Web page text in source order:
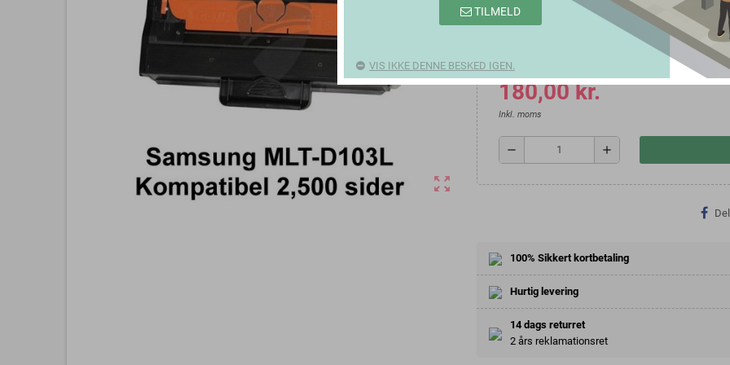
zoom_out_map
180,00 kr.
Inkl. moms
remove add
Del
100% Sikkert kortbetaling
Hurtig levering
14 dags returret
2 års reklamationsret
TILMELD
VIS IKKE DENNE BESKED IGEN.